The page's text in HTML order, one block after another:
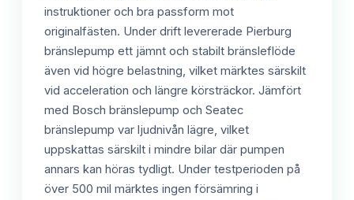
instruktioner och bra passform mot
originalfästen. Under drift levererade Pierburg
bränslepump ett jämnt och stabilt bränsleflöde
även vid högre belastning, vilket märktes särskilt
vid acceleration och längre körsträckor. Jämfört
med Bosch bränslepump och Seatec
bränslepump var ljudnivån lägre, vilket
uppskattas särskilt i mindre bilar där pumpen
annars kan höras tydligt. Under testperioden på
över 500 mil märktes ingen försämring i